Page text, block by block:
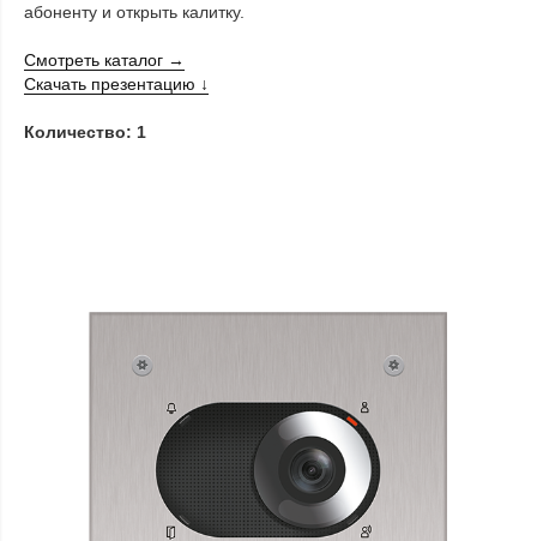
абоненту и открыть калитку.
Смотреть каталог →
Скачать презентацию ↓
Количество: 1